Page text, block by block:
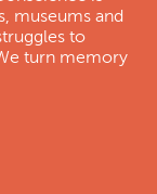
museums and
to
turn memory